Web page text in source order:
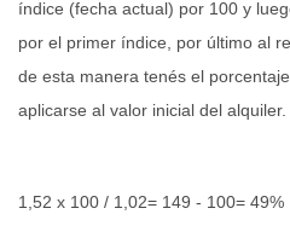
índice (fecha actual) por 100 y
por el primer índice, por último al
de esta manera tenés el
aplicarse al valor inicial del alquiler.
1,52 x 100 / 1,02= 149 - 100= 49%